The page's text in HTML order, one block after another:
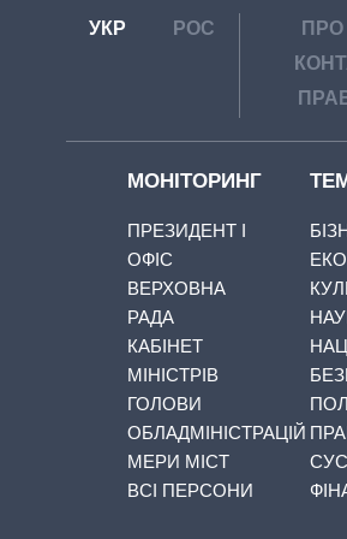
УКР РОС
МОНІТОРИНГ
ПРЕЗИДЕНТ І
ОФІС
ВЕРХОВНА
РАДА
КАБІНЕТ
МІНІСТРІВ
ГОЛОВИ
ОБЛАДМІНІСТРАЦІЙ
МЕРИ МІСТ
ВСІ ПЕРСОНИ